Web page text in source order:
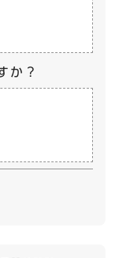
か？